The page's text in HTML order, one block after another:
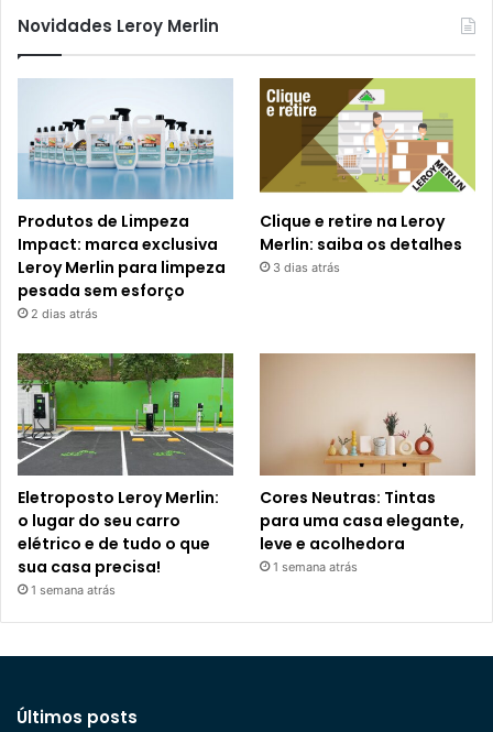
Novidades Leroy Merlin
Produtos de Limpeza
Impact: marca exclusiva
Leroy Merlin para limpeza
pesada sem esforço
2 dias atrás
Clique e retire na Leroy
Merlin: saiba os detalhes
3 dias atrás
Eletroposto Leroy Merlin:
o lugar do seu carro
elétrico e de tudo o que
sua casa precisa!
1 semana atrás
Cores Neutras: Tintas
para uma casa elegante,
leve e acolhedora
1 semana atrás
Últimos posts